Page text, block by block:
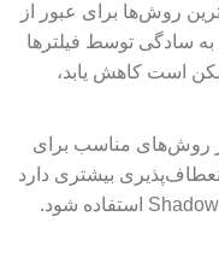
روش‌ها برای عبور از
به سادگی توسط فیلترها
است کاهش یابد،
از روش‌های مناسب برای
بیشتری دارد